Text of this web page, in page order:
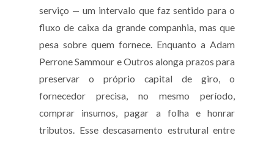
serviço — um intervalo que faz sentido para o
fluxo de caixa da grande companhia, mas que
pesa sobre quem fornece. Enquanto a Adam
Perrone Sammour e Outros alonga prazos para
preservar o próprio capital de giro, o
fornecedor precisa, no mesmo período,
comprar insumos, pagar a folha e honrar
tributos. Esse descasamento estrutural entre